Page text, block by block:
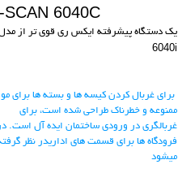
SCAN 6040C
یک دستگاه پیشرفته ایکس ری قوی تر از
6040i
برای غربال کردن کیسه ها و بسته ها برای
ممنوعه و خطرناک طراحی شده است، برای
غربالگری در ورودی ساختمان ایده آل است.
فرودگاه ها برای قسمت های اداریدر نظر
میشود